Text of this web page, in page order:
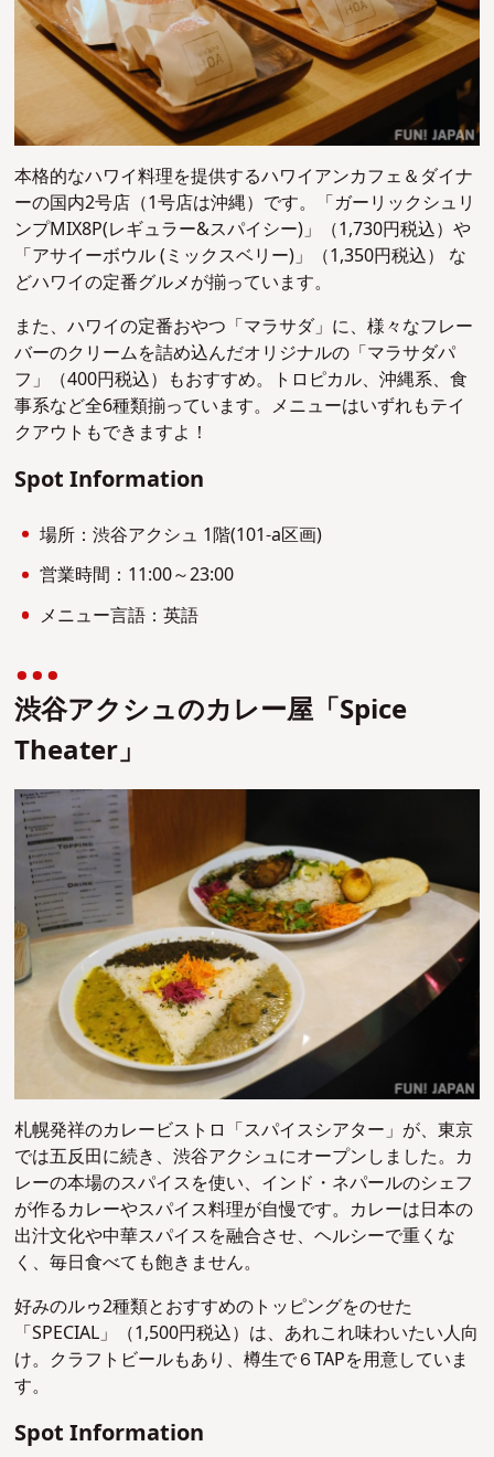
本格的なハワイ料理を提供するハワイアンカフェ＆ダイナ
ーの国内2号店（1号店は沖縄）です。「ガーリックシュリ
ンプMIX8P(レギュラー&スパイシー)」（1,730円税込）や
「アサイーボウル (ミックスベリー)」（1,350円税込） な
どハワイの定番グルメが揃っています。
また、ハワイの定番おやつ「マラサダ」に、様々なフレー
バーのクリームを詰め込んだオリジナルの「マラサダパ
フ」（400円税込）もおすすめ。トロピカル、沖縄系、食
事系など全6種類揃っています。メニューはいずれもテイ
クアウトもできますよ！
Spot Information
場所：渋谷アクシュ 1階(101-a区画)
営業時間：11:00～23:00
メニュー言語：英語
渋谷アクシュのカレー屋「Spice
Theater」
札幌発祥のカレービストロ「スパイスシアター」が、東京
では五反田に続き、渋谷アクシュにオープンしました。カ
レーの本場のスパイスを使い、インド・ネパールのシェフ
が作るカレーやスパイス料理が自慢です。カレーは日本の
出汁文化や中華スパイスを融合させ、ヘルシーで重くな
く、毎日食べても飽きません。
好みのルゥ2種類とおすすめのトッピングをのせた
「SPECIAL」（1,500円税込）は、あれこれ味わいたい人向
け。クラフトビールもあり、樽生で６TAPを用意していま
す。
Spot Information